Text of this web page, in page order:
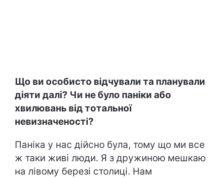
Що ви особисто відчували та планували
діяти далі? Чи не було паніки або
хвилювань від тотальної
невизначеності?
Паніка у нас дійсно була, тому що ми все
ж таки живі люди. Я з дружиною мешкаю
на лівому березі столиці. Нам